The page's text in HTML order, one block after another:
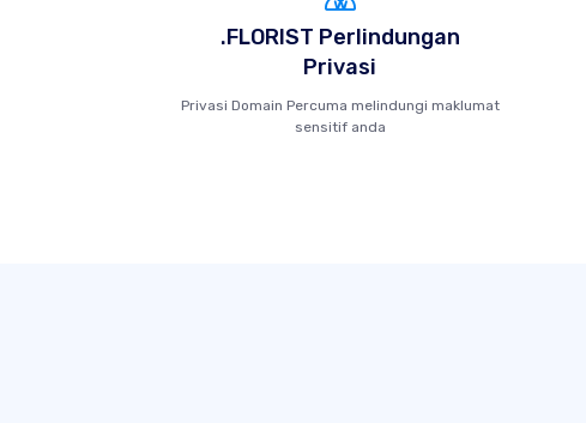
.FLORIST Perlindungan
Privasi
Privasi Domain Percuma melindungi maklumat
sensitif anda